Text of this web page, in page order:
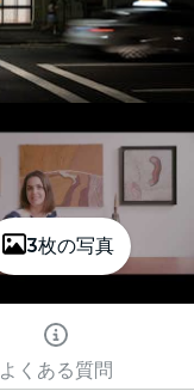
3枚の写真
よくある質問